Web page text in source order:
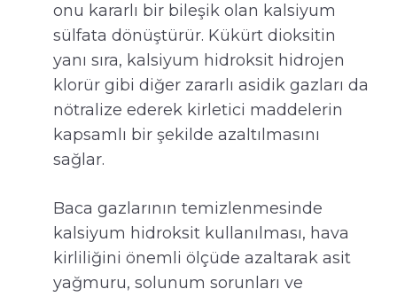
onu kararlı bir bileşik olan kalsiyum
sülfata dönüştürür. Kükürt dioksitin
yanı sıra, kalsiyum hidroksit hidrojen
klorür gibi diğer zararlı asidik gazları da
nötralize ederek kirletici maddelerin
kapsamlı bir şekilde azaltılmasını
sağlar.
Baca gazlarının temizlenmesinde
kalsiyum hidroksit kullanılması, hava
kirliliğini önemli ölçüde azaltarak asit
yağmuru, solunum sorunları ve